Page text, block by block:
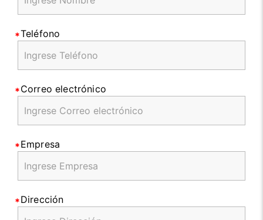
Teléfono
Correo electrónico
Empresa
Dirección